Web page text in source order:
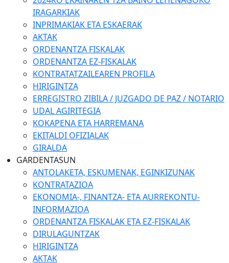
IRAGARKIAK
INPRIMAKIAK ETA ESKAERAK
AKTAK
ORDENANTZA FISKALAK
ORDENANTZA EZ-FISKALAK
KONTRATATZAILEAREN PROFILA
HIRIGINTZA
ERREGISTRO ZIBILA / JUZGADO DE PAZ / NOTARIO
UDAL AGIRITEGIA
KOKAPENA ETA HARREMANA
EKITALDI OFIZIALAK
GIRALDA
GARDENTASUN
ANTOLAKETA, ESKUMENAK, EGINKIZUNAK
KONTRATAZIOA
EKONOMIA-, FINANTZA- ETA AURREKONTU-
INFORMAZIOA
ORDENANTZA FISKALAK ETA EZ-FISKALAK
DIRULAGUNTZAK
HIRIGINTZA
AKTAK